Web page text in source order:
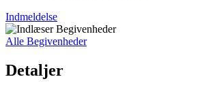
Indmeldelse
Alle Begivenheder
Detaljer